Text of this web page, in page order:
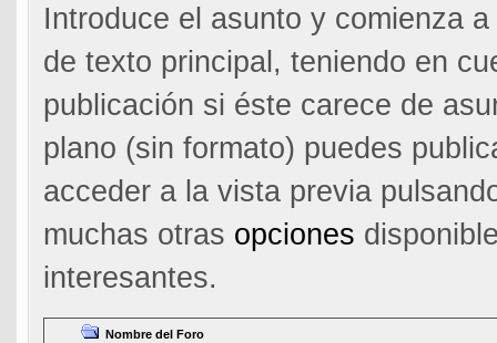
Introduce el asunto y comienza
de texto principal, teniendo en
publicación si éste carece de
plano (sin formato) puedes
acceder a la vista previa
muchas otras opciones
interesantes.
Nombre del Foro